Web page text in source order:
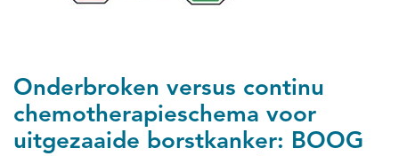
Onderbroken versus continu
chemotherapieschema voor
uitgezaaide borstkanker: BOOG